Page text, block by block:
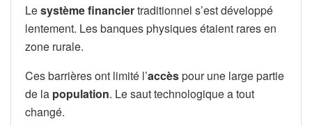
Lesystème financiertraditionnel s’est développé
lentement. Les banques physiques étaient rares en
zone rurale.
Ces barrières ont limité l’accèspour une large partie
de la population. Le saut technologique a tout
changé.